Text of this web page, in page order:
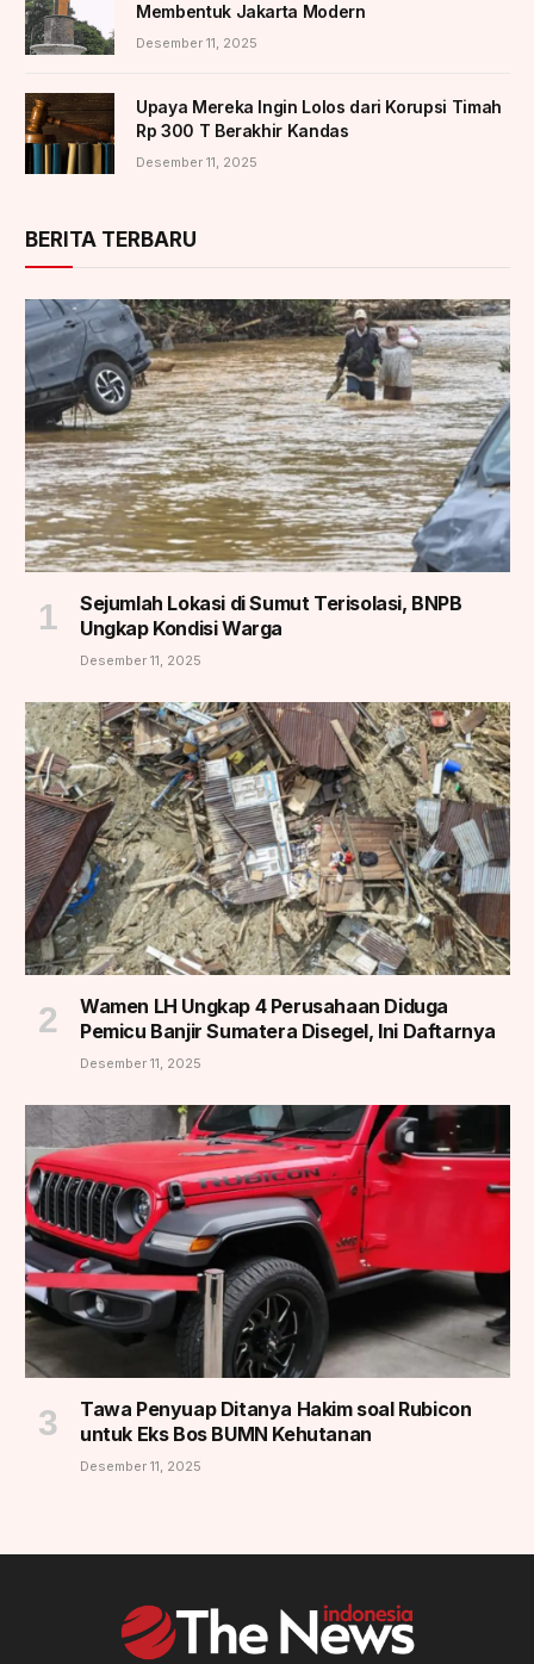
Membentuk Jakarta Modern
Desember 11, 2025
Upaya Mereka Ingin Lolos dari Korupsi Timah
Rp 300 T Berakhir Kandas
Desember 11, 2025
BERITA TERBARU
Sejumlah Lokasi di Sumut Terisolasi, BNPB
Ungkap Kondisi Warga
Desember 11, 2025
Wamen LH Ungkap 4 Perusahaan Diduga
Pemicu Banjir Sumatera Disegel, Ini Daftarnya
Desember 11, 2025
Tawa Penyuap Ditanya Hakim soal Rubicon
untuk Eks Bos BUMN Kehutanan
Desember 11, 2025